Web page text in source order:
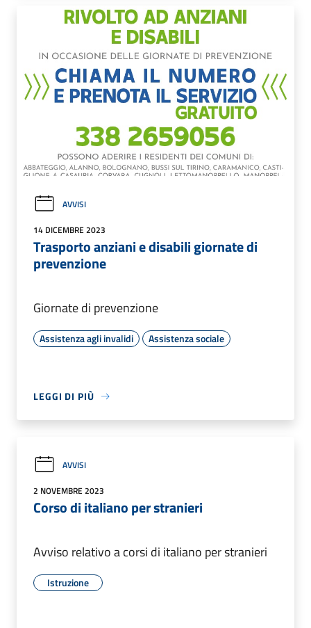
AVVISI
14 DICEMBRE 2023
Trasporto anziani e disabili giornate di
prevenzione
Giornate di prevenzione
Assistenza agli invalidi Assistenza sociale
LEGGI DI PIÙ
AVVISI
2 NOVEMBRE 2023
Corso di italiano per stranieri
Avviso relativo a corsi di italiano per stranieri
Istruzione